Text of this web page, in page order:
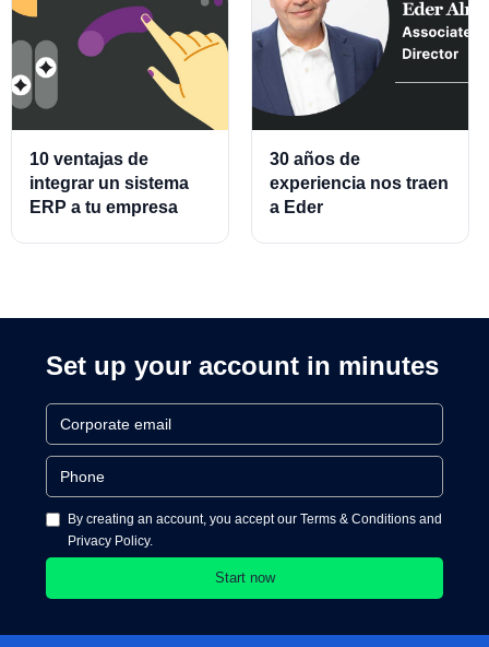
10 ventajas de
integrar un sistema
ERP a tu empresa
30 años de
experiencia nos traen
a Eder
Set up your account in minutes
By creating an account, you accept our Terms & Conditions and
Privacy Policy.